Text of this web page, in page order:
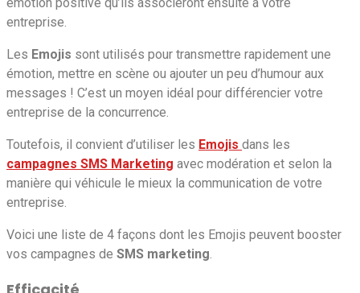
entreprise.
Les Emojis sont utilisés pour transmettre rapidement une
émotion, mettre en scène ou ajouter un peu d’humour aux
messages ! C’est un moyen idéal pour différencier votre
entreprise de la concurrence.
Toutefois, il convient d’utiliser les Emojis dans les
campagnes SMS Marketing avec modération et selon la
manière qui véhicule le mieux la communication de votre
entreprise.
Voici une liste de 4 façons dont les Emojis peuvent booster
vos campagnes de SMS marketing.